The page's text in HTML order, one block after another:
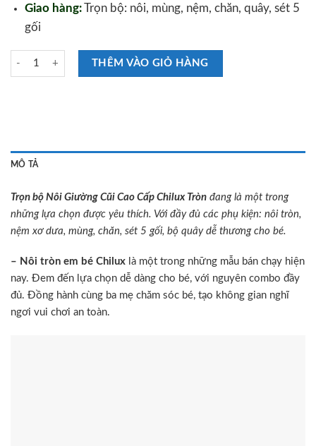
Giao hàng:Trọn bộ: nôi, mùng, nệm, chăn, quây, sét 5
gối
Trọn bộ Nôi Giường Cũi Cao Cấp Chilux Tròn số lượng
THÊM VÀO GIỎ HÀNG
MÔ TẢ
Trọn bộ Nôi Giường Cũi Cao Cấp Chilux Tròn đang là một trong
những lựa chọn được yêu thích. Với đầy đủ các phụ kiện: nôi tròn,
nệm xơ dưa, mùng, chăn, sét 5 gối, bộ quây dễ thương cho bé.
– Nôi tròn em bé Chilux là một trong những mẫu bán chạy hiện
nay. Đem đến lựa chọn dễ dàng cho bé, với nguyên combo đầy
đủ. Đồng hành cùng ba mẹ chăm sóc bé, tạo không gian nghĩ
ngơi vui chơi an toàn.